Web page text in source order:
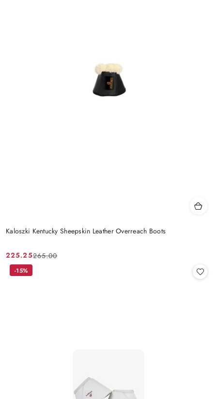
Kaloszki Kentucky Sheepskin Leather Overreach Boots
Cena
promocyjna:
225.25
Cena
przed
265.00
-15%